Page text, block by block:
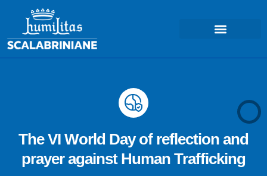
The VI World Day of reflection and
prayer against Human Trafficking